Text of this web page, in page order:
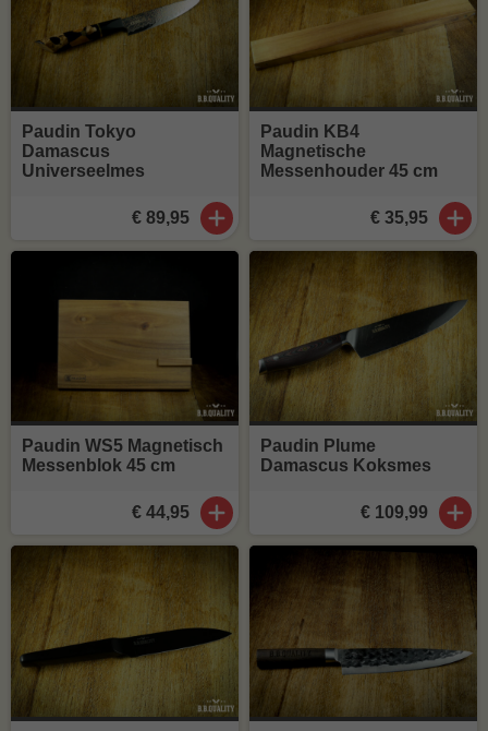
Paudin Tokyo
Damascus
Universeelmes
€ 89,95
Paudin KB4
Magnetische
Messenhouder 45 cm
€ 35,95
Paudin WS5 Magnetisch
Messenblok 45 cm
€ 44,95
Paudin Plume
Damascus Koksmes
€ 109,99